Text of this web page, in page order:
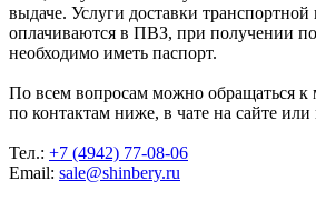
выдаче. Услуги доставки
оплачиваются в ПВЗ, при получении
необходимо иметь паспорт.
По всем вопросам можно обращаться
по контактам ниже, в чате на сайте
Тел.: +7 (4942) 77-08-06
Email: sale@shinbery.ru